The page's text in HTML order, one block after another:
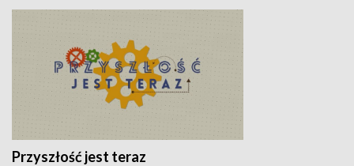
Przyszłość jest teraz